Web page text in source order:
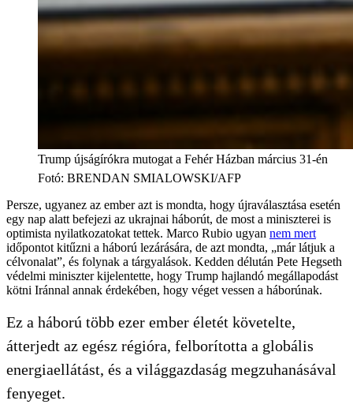
Trump újságírókra mutogat a Fehér Házban március 31-én
Fotó: BRENDAN SMIALOWSKI/AFP
Persze, ugyanez az ember azt is mondta, hogy újraválasztása esetén
egy nap alatt befejezi az ukrajnai háborút, de most a miniszterei is
optimista nyilatkozatokat tettek. Marco Rubio ugyan nem mert
időpontot kitűzni a háború lezárására, de azt mondta, „már látjuk a
célvonalat”, és folynak a tárgyalások. Kedden délután Pete Hegseth
védelmi miniszter kijelentette, hogy Trump hajlandó megállapodást
kötni Iránnal annak érdekében, hogy véget vessen a háborúnak.
Ez a háború több ezer ember életét követelte,
átterjedt az egész régióra, felborította a globális
energiaellátást, és a világgazdaság megzuhanásával
fenyeget.